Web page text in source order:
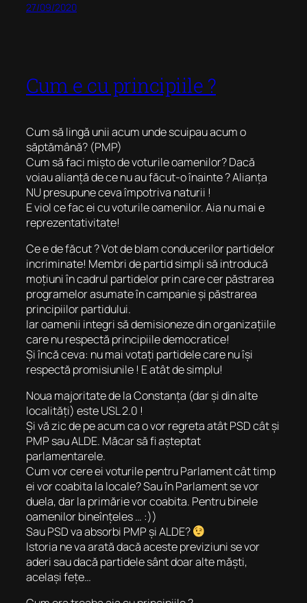
27/09/2020
Cum e cu principiile ?
Cum să lingă unii acum unde scuipau acum o
săptămână? (PMP)
Cum să faci mișto de voturile oamenilor? Dacă
voiau alianță de ce nu au făcut-o înainte ? Alianța
NU presupune ceva împotriva naturii !
E viol ce fac ei cu voturile oamenilor. Aia nu mai e
reprezentativitate!
Ce e de făcut ? Vot de blam conducerilor partidelor
incriminate! Membri de partid simpli să introducă
moțiuni în cadrul partidelor prin care cer păstrarea
programelor asumate în campanie și păstrarea
principiilor partidului.
Iar oamenii integri să demisioneze din organizațiile
care nu respectă principiile democratice!
Și încă ceva: nu mai votați partidele care nu își
respectă promisiunile ! E atât de simplu!
Noua majoritate de la Constanța (dar și din alte
localități) este USL 2.0 !
Și vă zic de pe acum ca o vor regreta atât PSD cât și
PMP sau ALDE. Măcar să fi așteptat
parlamentarele.
Cum vor cere ei voturile pentru Parlament cât timp
ei vor coabita la locale? Sau în Parlament se vor
duela, dar la primărie vor coabita. Pentru binele
oamenilor bineînțeles … :))
Sau PSD va absorbi PMP și ALDE?
Istoria ne va arată dacă aceste previziuni se vor
aderi sau dacă partidele sânt doar alte măști,
același fețe…